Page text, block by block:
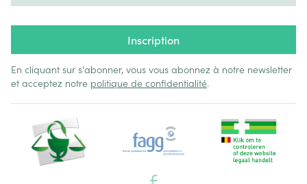
Inscription
En cliquant sur s'abonner, vous vous abonnez à notre newsletter
et acceptez notre politique de confidentialité.